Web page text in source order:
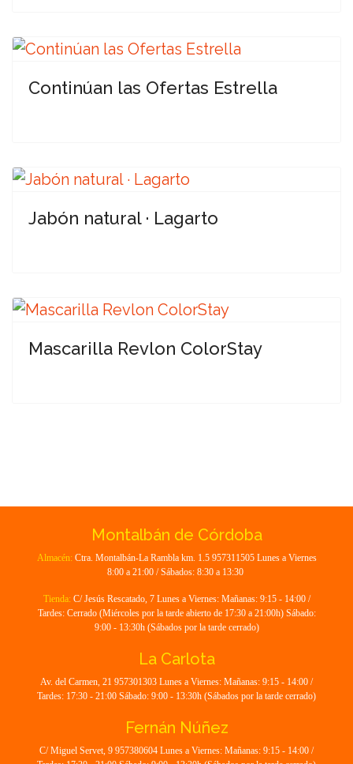
Continúan las Ofertas Estrella
Jabón natural · Lagarto
Mascarilla Revlon ColorStay
Montalbán de Córdoba
Almacén: Ctra. Montalbán-La Rambla km. 1.5 957311505 Lunes a Viernes
8:00 a 21:00 / Sábados: 8:30 a 13:30
Tienda: C/ Jesús Rescatado, 7 Lunes a Viernes: Mañanas: 9:15 - 14:00 /
Tardes: Cerrado (Miércoles por la tarde abierto de 17:30 a 21:00h) Sábado:
9:00 - 13:30h (Sábados por la tarde cerrado)
La Carlota
Av. del Carmen, 21 957301303 Lunes a Viernes: Mañanas: 9:15 - 14:00 /
Tardes: 17:30 - 21:00 Sábado: 9:00 - 13:30h (Sábados por la tarde cerrado)
Fernán Núñez
C/ Miguel Servet, 9 957380604 Lunes a Viernes: Mañanas: 9:15 - 14:00 /